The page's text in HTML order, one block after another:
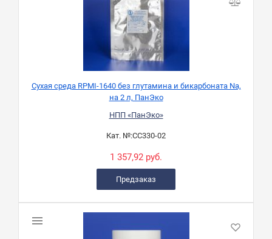
Сухая среда RPMI-1640 без глутамина и бикарбоната Na,
на 2 л, ПанЭко
НПП «ПанЭко»
Кат. №:СС330-02
1 357,92 руб.
Предзаказ